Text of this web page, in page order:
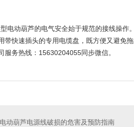
电动葫芦的电气安全始于规范的接线操
带快速插头的专用电缆盘，既方便又避免
服务热线：15630204055同步微信。
动葫芦电源线破损的危害及预防指南